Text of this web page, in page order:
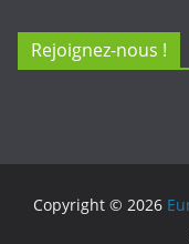
Rejoignez-nous !
Copyright © 2026